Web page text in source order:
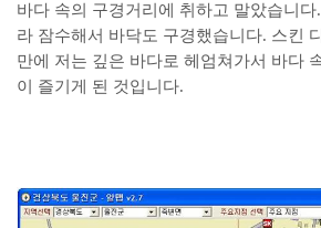
바다 속의 구경거리에 취하고 말았습니다
라 잠수해서 바닥도 구경했습니다. 스킨
만에 저는 깊은 바다로 헤엄쳐가서 바다
이 즐기게 된 것입니다.